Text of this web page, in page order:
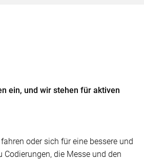
ein, und wir stehen für aktiven
oder sich für eine bessere und
die Messe und den